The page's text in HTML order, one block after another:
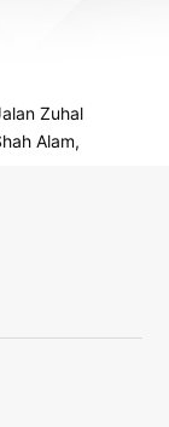
Zuhal
Alam,